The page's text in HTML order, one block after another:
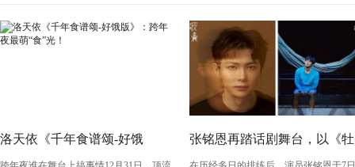
洛天依《千年食谱颂-好饿 张铭恩再踏话剧舞台，以《牡